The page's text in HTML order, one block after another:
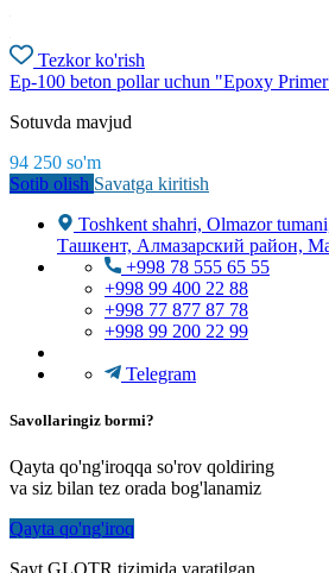
Tezkor ko'rish
Ep-100 beton pollar uchun "Epoxy
Sotuvda mavjud
94 250 so'm
Sotib olish Savatga kiritish
Toshkent shahri, Olmazor
Ташкент, Алмазарский район,
+998 78 555 65 55
+998 99 400 22 88
+998 77 877 87 78
+998 99 200 22 99
Telegram
Savollaringiz bormi?
Qayta qo'ng'iroqqa so'rov qoldiring
va siz bilan tez orada bog'lanamiz
Qayta qo'ng'iroq
Sayt GLOTR tizimida yaratilgan